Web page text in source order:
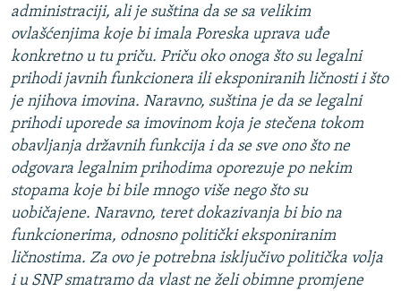
administraciji, ali je suština da se sa velikim
ovlašćenjima koje bi imala Poreska uprava uđe
konkretno u tu priču. Priču oko onoga što su legalni
prihodi javnih funkcionera ili eksponiranih ličnosti i što
je njihova imovina. Naravno, suština je da se legalni
prihodi uporede sa imovinom koja je stečena tokom
obavljanja državnih funkcija i da se sve ono što ne
odgovara legalnim prihodima oporezuje po nekim
stopama koje bi bile mnogo više nego što su
uobičajene. Naravno, teret dokazivanja bi bio na
funkcionerima, odnosno politički eksponiranim
ličnostima. Za ovo je potrebna isključivo politička volja
i u SNP smatramo da vlast ne želi obimne promjene